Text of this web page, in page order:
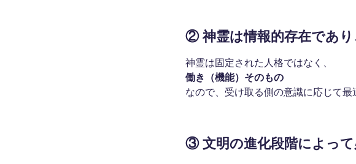
②神霊は情報的存在であ
神霊は固定された人格ではなく、
働き（機能）そのもの
なので、受け取る側の意識に応じて最
③ 文明の進化段階によっ